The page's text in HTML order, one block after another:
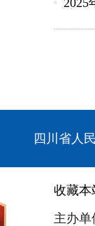
2025
四川省人
收藏本
主办